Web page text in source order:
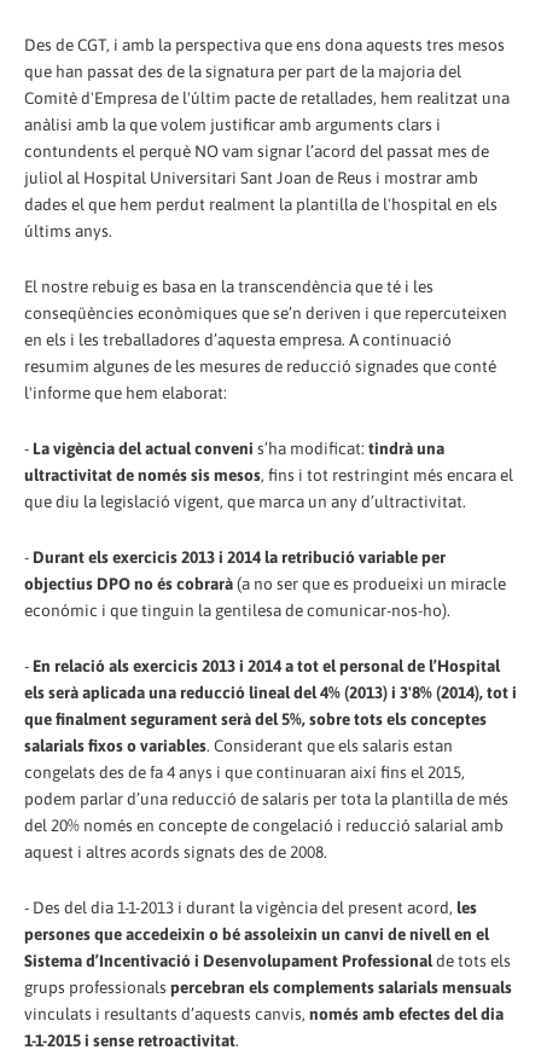
Des de CGT, i amb la perspectiva que ens dona aquests tres mesos
que han passat des de la signatura per part de la majoria del
Comitè d'Empresa de l'últim pacte de retallades, hem realitzat una
anàlisi amb la que volem justificar amb arguments clars i
contundents el perquè NO vam signar l’acord del passat mes de
juliol al Hospital Universitari Sant Joan de Reus i mostrar amb
dades el que hem perdut realment la plantilla de l'hospital en els
últims anys.
El nostre rebuig es basa en la transcendència que té i les
conseqüències econòmiques que se’n deriven i que repercuteixen
en els i les treballadores d’aquesta empresa. A continuació
resumim algunes de les mesures de reducció signades que conté
l'informe que hem elaborat:
- La vigència del actual conveni s’ha modificat: tindrà una
ultractivitat de només sis mesos, fins i tot restringint més encara el
que diu la legislació vigent, que marca un any d’ultractivitat.
- Durant els exercicis 2013 i 2014 la retribució variable per
objectius DPO no és cobrarà(a no ser que es produeixi un miracle
económic i que tinguin la gentilesa de comunicar-nos-ho).
- En relació als exercicis 2013 i 2014 a tot el personal de l’Hospital
els serà aplicada una reducció lineal del 4% (2013) i 3'8% (2014), tot i
que finalment segurament serà del 5%, sobre tots els conceptes
salarials fixos o variables. Considerant que els salaris estan
congelats des de fa 4 anys i que continuaran així fins el 2015,
podem parlar d’una reducció de salaris per tota la plantilla de més
del 20% només en concepte de congelació i reducció salarial amb
aquest i altres acords signats des de 2008.
- Des del dia 1-1-2013 i durant la vigència del present acord, les
persones que accedeixin o bé assoleixin un canvi de nivell en el
Sistema d’Incentivació i Desenvolupament Professionalde tots els
grups professionals percebran els complements salarials mensuals
vinculats i resultants d’aquests canvis, només amb efectes del dia
1-1-2015 i sense retroactivitat.